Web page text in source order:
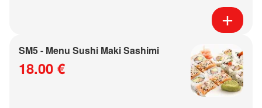
SM5 - Menu Sushi Maki Sashimi
18.00 €